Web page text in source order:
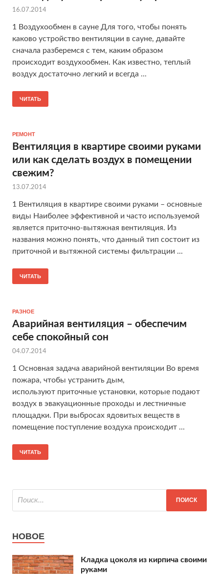
16.07.2014
1 Воздухообмен в сауне Для того, чтобы понять
каково устройство вентиляции в сауне, давайте
сначала разберемся с тем, каким образом
происходит воздухообмен. Как известно, теплый
воздух достаточно легкий и всегда ...
ЧИТАТЬ
РЕМОНТ
Вентиляция в квартире своими руками
или как сделать воздух в помещении
свежим?
13.07.2014
1 Вентиляция в квартире своими руками – основные
виды Наиболее эффективной и часто используемой
является приточно-вытяжная вентиляция. Из
названия можно понять, что данный тип состоит из
приточной и вытяжной системы фильтрации ...
ЧИТАТЬ
РАЗНОЕ
Аварийная вентиляция – обеспечим
себе спокойный сон
04.07.2014
1 Основная задача аварийной вентиляции Во время
пожара, чтобы устранить дым,
используют приточные установки, которые подают
воздух в эвакуационные проходы и лестничные
площадки. При выбросах ядовитых веществ в
помещение поступление воздуха происходит ...
ЧИТАТЬ
НОВОЕ
Кладка цоколя из кирпича своими
руками